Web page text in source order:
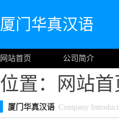
厦门华真汉语
网站首页 公司简介
位置： 网站首
厦门华真汉语 Company